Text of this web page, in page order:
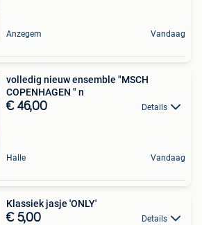
Anzegem Vandaag
volledig nieuw ensemble "MSCH
COPENHAGEN " n
€ 46,00 Details
Halle Vandaag
Klassiek jasje 'ONLY'
€ 5,00 Details